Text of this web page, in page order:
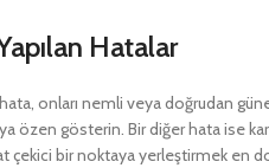
Hatalar
onları nemli veya doğrudan
özen gösterin. Bir diğer hata ise
bir noktaya yerleştirmek en